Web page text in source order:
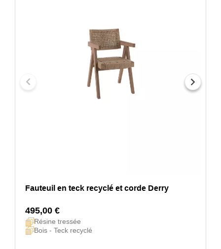
Fauteuil en teck recyclé et corde Derry
495,00 €
Résine tressée
Bois - Teck recyclé